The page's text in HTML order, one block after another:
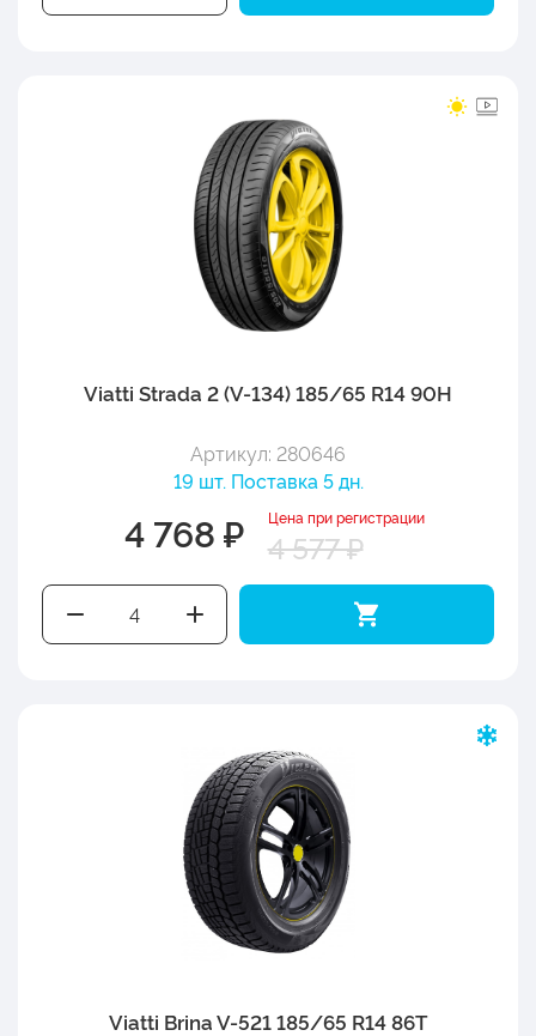
Viatti Strada 2 (V-134) 185/65 R14 90H
Артикул: 280646
19 шт. Поставка 5 дн.
4 768 ₽ Цена при регистрации
4 577 ₽
Viatti Brina V-521 185/65 R14 86T